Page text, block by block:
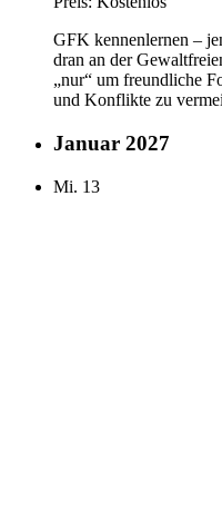
GFK kennenlernen –
dran an der
„nur“ um freundliche
und Konflikte zu
Januar 2027
Mi. 13